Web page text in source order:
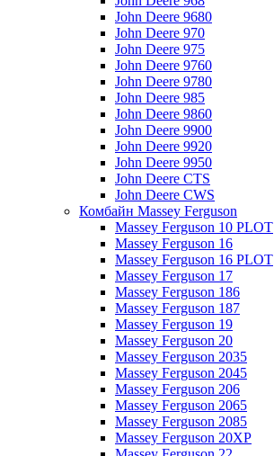
John Deere 9680
John Deere 970
John Deere 975
John Deere 9760
John Deere 9780
John Deere 985
John Deere 9860
John Deere 9900
John Deere 9920
John Deere 9950
John Deere CTS
John Deere CWS
Комбайн Massey Ferguson
Massey Ferguson 10 PLOT
Massey Ferguson 16
Massey Ferguson 16 PLOT
Massey Ferguson 17
Massey Ferguson 186
Massey Ferguson 187
Massey Ferguson 19
Massey Ferguson 20
Massey Ferguson 2035
Massey Ferguson 2045
Massey Ferguson 206
Massey Ferguson 2065
Massey Ferguson 2085
Massey Ferguson 20XP